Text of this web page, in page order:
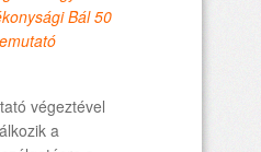
Bál 50
végeztével
a